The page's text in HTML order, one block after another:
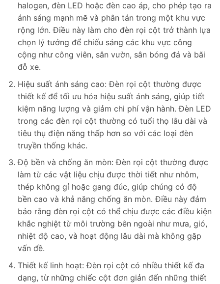
halogen, đèn LED hoặc đèn cao áp, cho phép tạo ra
ánh sáng mạnh mẽ và phân tán trong một khu vực
rộng lớn. Điều này làm cho đèn rọi cột trở thành lựa
chọn lý tưởng để chiếu sáng các khu vực công
cộng như công viên, sân vườn, sân bóng đá và bãi
đỗ xe.
Hiệu suất ánh sáng cao: Đèn rọi cột thường được
thiết kế để tối ưu hóa hiệu suất ánh sáng, giúp tiết
kiệm năng lượng và giảm chi phí vận hành. Đèn LED
trong các đèn rọi cột thường có tuổi thọ lâu dài và
tiêu thụ điện năng thấp hơn so với các loại đèn
truyền thống khác.
Độ bền và chống ăn mòn: Đèn rọi cột thường được
làm từ các vật liệu chịu được thời tiết như nhôm,
thép không gỉ hoặc gang đúc, giúp chúng có độ
bền cao và khả năng chống ăn mòn. Điều này đảm
bảo rằng đèn rọi cột có thể chịu được các điều kiện
khắc nghiệt từ môi trường bên ngoài như mưa, gió,
nhiệt độ cao, và hoạt động lâu dài mà không gặp
vấn đề.
Thiết kế linh hoạt: Đèn rọi cột có nhiều thiết kế đa
dạng, từ những chiếc cột đơn giản đến những thiết